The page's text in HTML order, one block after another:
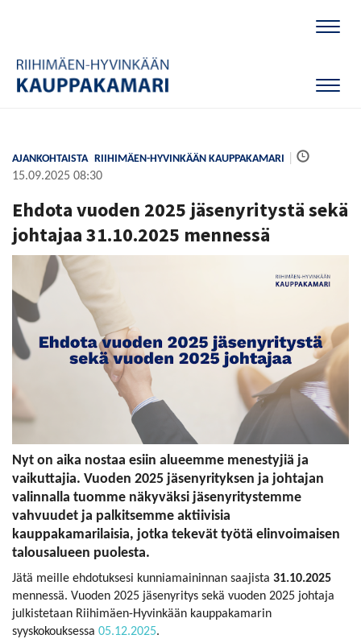
AJANKOHTAISTA RIIHIMÄEN-HYVINKÄÄN KAUPPAKAMARI
15.09.2025 08:30
Ehdota vuoden 2025 jäsenyritystä sekä
johtajaa 31.10.2025 mennessä
Nyt on aika nostaa esiin alueemme menestyjiä ja
vaikuttajia. Vuoden 2025 jäsenyrityksen ja johtajan
valinnalla tuomme näkyväksi jäsenyritystemme
vahvuudet ja palkitsemme aktiivisia
kauppakamarilaisia, jotka tekevät työtä elinvoimaisen
talousalueen puolesta.
Jätä meille ehdotuksesi kunniamaininnan saajista 31.10.2025
mennessä. Vuoden 2025 jäsenyritys sekä vuoden 2025 johtaja
julkistetaan Riihimäen-Hyvinkään kauppakamarin
syyskokouksessa 05.12.2025.